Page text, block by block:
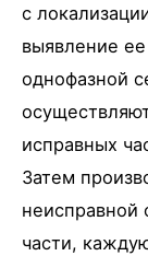
с
выявление
однофазной
исправных
Затем
неисправной
части,